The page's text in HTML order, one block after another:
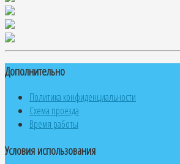
Дополнительно
Политика конфиденциальности
Схема проезда
Время работы
Условия использования